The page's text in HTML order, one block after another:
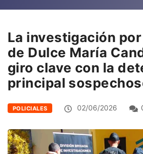
La investigación
de Dulce María
giro clave con la
principal
POLICIALES 02/06/2026